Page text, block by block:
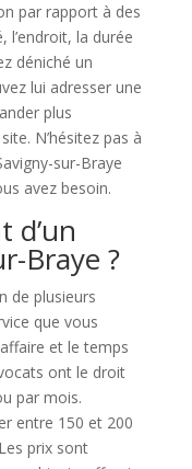
par rapport à des
l’endroit, la durée
déniché un
lui adresser une
plus
N’hésitez pas à
sur-Braye
avez besoin.
d’un
Braye ?
de plusieurs
que vous
et le temps
ont le droit
par mois.
entre 150 et 200
prix sont